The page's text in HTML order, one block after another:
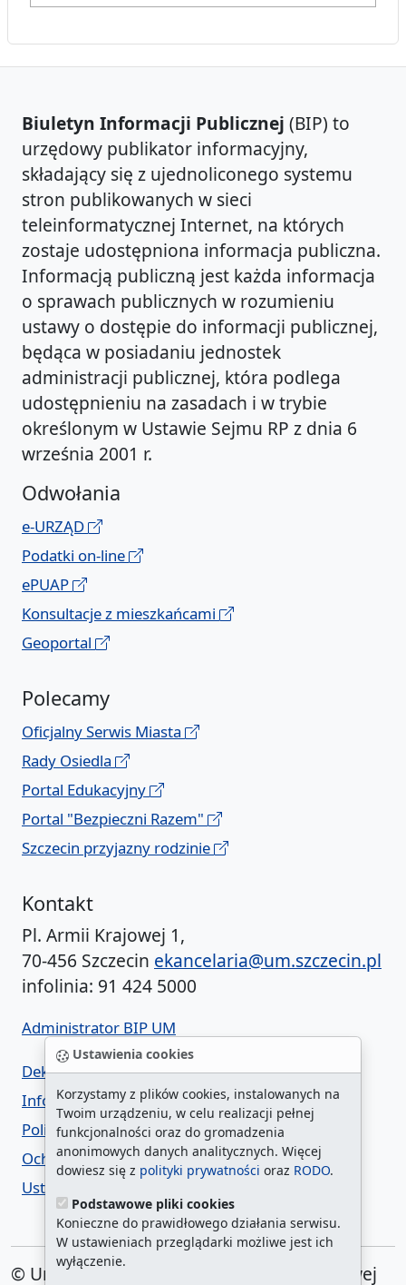
Ustawienia cookies
Korzystamy z plików cookies, instalowanych na
Twoim urządzeniu, w celu realizacji pełnej
funkcjonalności oraz do gromadzenia
anonimowych danych analitycznych. Więcej
dowiesz się z polityki prywatności oraz RODO.
Podstawowe pliki cookies
Konieczne do prawidłowego działania serwisu.
W ustawieniach przeglądarki możliwe jest ich
wyłączenie.
Biuletyn Informacji Publicznej (BIP) to
urzędowy publikator informacyjny,
składający się z ujednoliconego systemu
stron publikowanych w sieci
teleinformatycznej Internet, na których
zostaje udostępniona informacja publiczna.
Informacją publiczną jest każda informacja
o sprawach publicznych w rozumieniu
ustawy o dostępie do informacji publicznej,
będąca w posiadaniu jednostek
administracji publicznej, która podlega
udostępnieniu na zasadach i w trybie
określonym w Ustawie Sejmu RP z dnia 6
września 2001 r.
Odwołania
e-URZĄD
Podatki on-line
ePUAP
Konsultacje z mieszkańcami
Geoportal
Polecamy
Oficjalny Serwis Miasta
Rady Osiedla
Portal Edukacyjny
Portal "Bezpieczni Razem"
Szczecin przyjazny rodzinie
Kontakt
Pl. Armii Krajowej 1,
70-456 Szczecin ekancelaria@um.szczecin.pl
infolinia: 91 424 5000
Administrator BIP UM
Deklaracja dostępności
Informacja o urzędzie w ETR
Polityka prywatności
Ochrona danych osobowych
Ustawienia cookies
© Urząd Miasta Szczecin. Plac Armii Krajowej